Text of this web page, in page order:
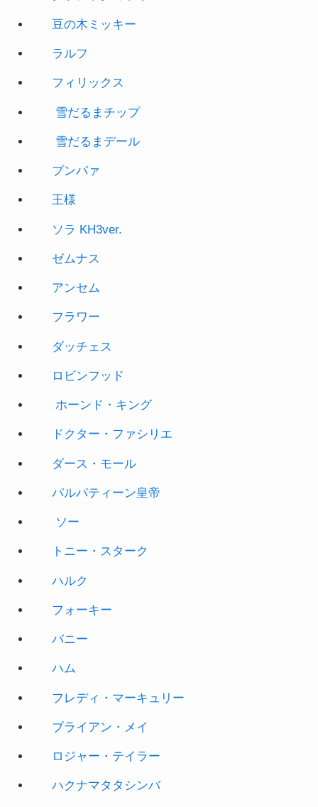
豆の木ミッキー
ラルフ
フィリックス
雪だるまチップ
雪だるまデール
プンバァ
王様
ソラ KH3ver.
ゼムナス
アンセム
フラワー
ダッチェス
ロビンフッド
ホーンド・キング
ドクター・ファシリエ
ダース・モール
パルパティーン皇帝
ソー
トニー・スターク
ハルク
フォーキー
バニー
ハム
フレディ・マーキュリー
ブライアン・メイ
ロジャー・テイラー
ハクナマタタシンバ